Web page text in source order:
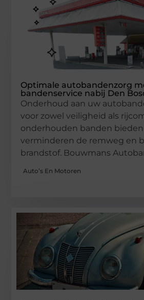
Optimale autobandenzorg
bandenservice nabij Den
Onderhoud aan uw
voor zowel veiligheid als
onderhouden banden
verminderen de remweg en
brandstof. Bouwmans
Auto’s En Motoren